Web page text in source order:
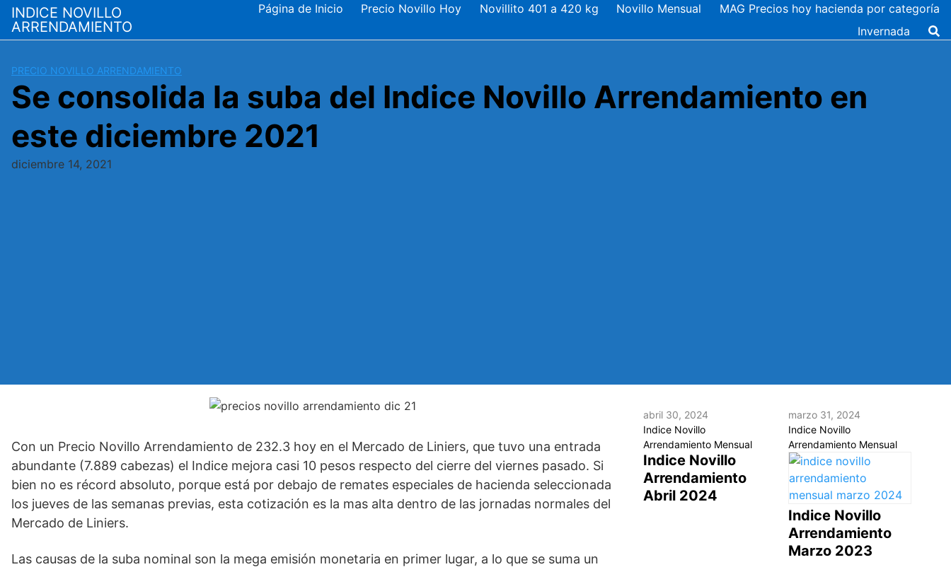
Saltar
contenido
INDICE NOVILLO
ARRENDAMIENTO
Página de Inicio Precio Novillo Hoy Novillito 401 a 420 kg Novillo Mensual
MAG Precios hoy hacienda por categoría
Invernada
PRECIO NOVILLO ARRENDAMIENTO
Se consolida la suba del Indice Novillo Arrendamiento en
este diciembre 2021
diciembre 14, 2021
Con un Precio Novillo Arrendamiento de 232.3 hoy en el Mercado de Liniers, que tuvo una entrada
abundante (7.889 cabezas) el Indice mejora casi 10 pesos respecto del cierre del viernes pasado. Si
bien no es récord absoluto, porque está por debajo de remates especiales de hacienda seleccionada
los jueves de las semanas previas, esta cotización es la mas alta dentro de las jornadas normales del
Mercado de Liniers.
Las causas de la suba nominal son la mega emisión monetaria en primer lugar, a lo que se suma un
abril 30, 2024
Indice Novillo
Arrendamiento Mensual
Indice Novillo
Arrendamiento
Abril 2024
marzo 31, 2024
Indice Novillo
Arrendamiento Mensual
Indice Novillo
Arrendamiento
Marzo 2023